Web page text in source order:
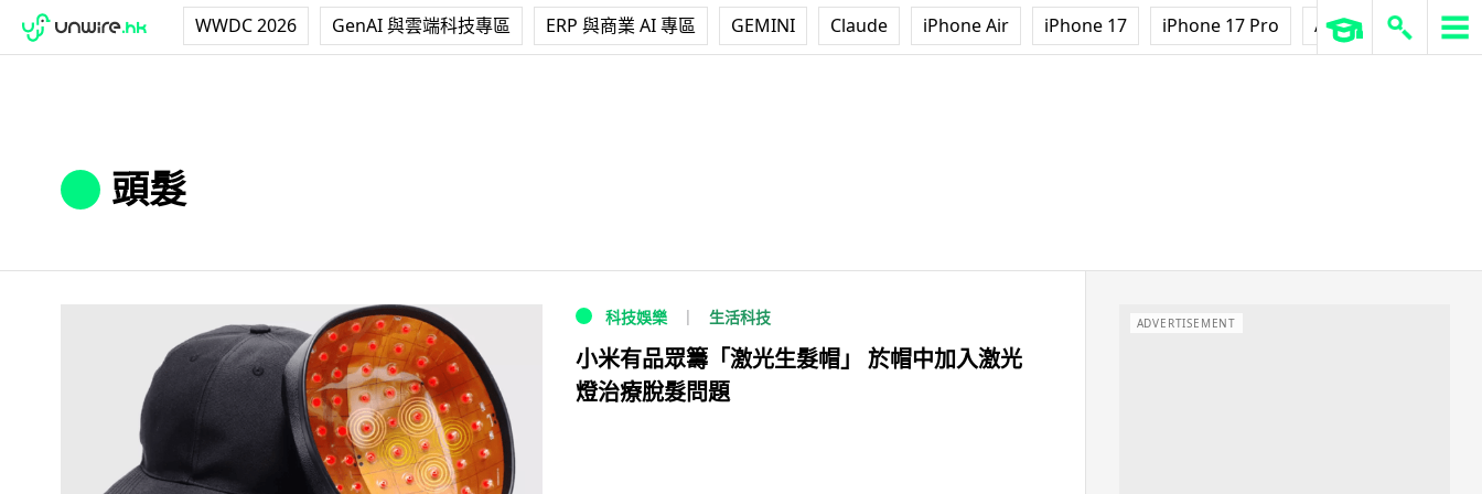
WWDC 2026 GenAI 與雲端科技專區 ERP 與商業 AI 專區 GEMINI Claude iPhone Air iPhone 17 iPhone 17 Pro AirPods Pro 3
頭髮
科技娛樂 生活科技
小米有品眾籌「激光生髮帽」 於帽中加入激光
燈治療脫髮問題
ADVERTISEMENT